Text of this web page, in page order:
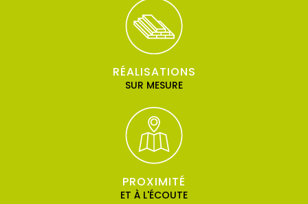
RÉALISATIONS
SUR MESURE
PROXIMITÉ
ET À L'ÉCOUTE